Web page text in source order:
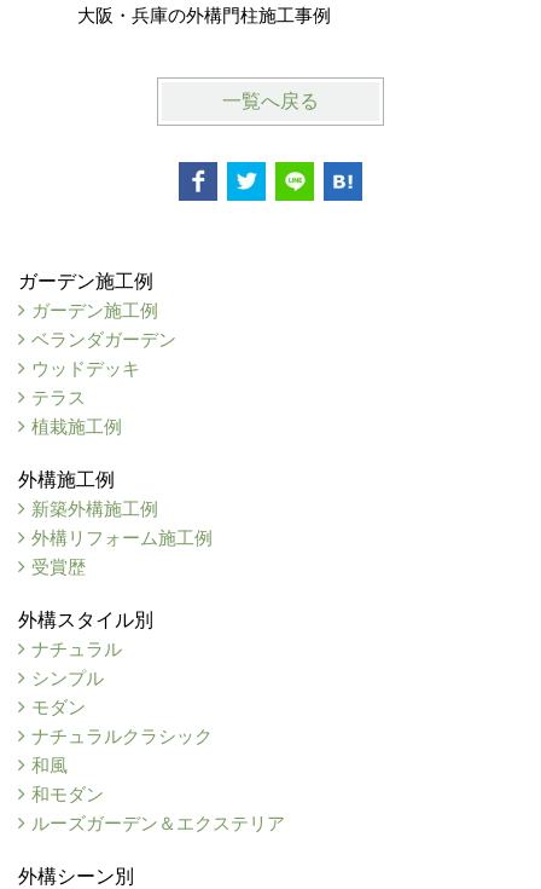
大阪・兵庫の外構門柱施工事例
一覧へ戻る
ガーデン施工例
ガーデン施工例
ベランダガーデン
ウッドデッキ
テラス
植栽施工例
外構施工例
新築外構施工例
外構リフォーム施工例
受賞歴
外構スタイル別
ナチュラル
シンプル
モダン
ナチュラルクラシック
和風
和モダン
ルーズガーデン＆エクステリア
外構シーン別